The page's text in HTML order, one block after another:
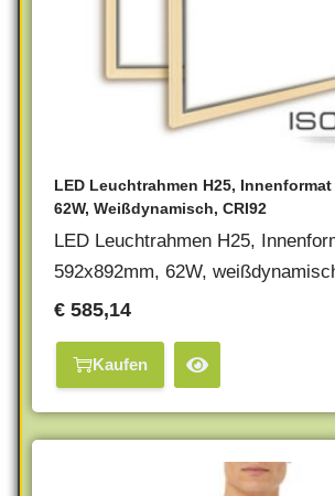
LED Leuchtrahmen H25, Innenformat
62W, Weißdynamisch, CRI92
LED Leuchtrahmen H25,
592x892mm, 62W,
€ 585,14
Kaufen